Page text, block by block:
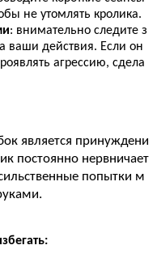
не утомлять кролика.
: внимательно следите з
ваши действия. Если он
агрессию, сдела
является принуждени
постоянно нервничает
попытки м